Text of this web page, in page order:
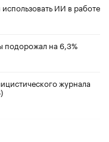
ИИ в работе
подорожал на 6,3%
журнала